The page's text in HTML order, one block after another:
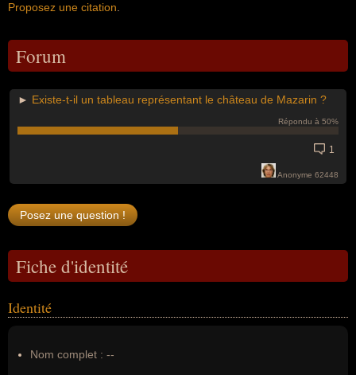
Proposez une citation
Forum
► Existe-t-il un tableau représentant le château de Mazarin ?
Répondu à 50%
1
Anonyme 62448
Fiche d'identité
Identité
Nom complet : --